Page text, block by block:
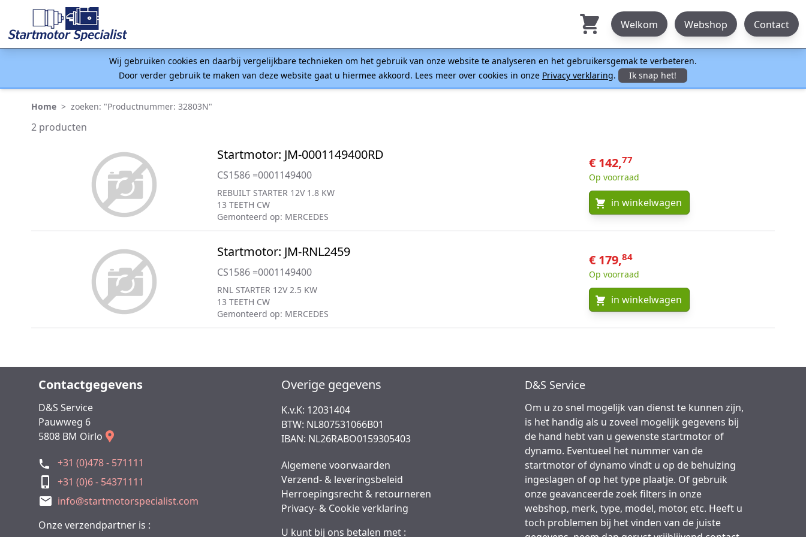
Welkom Webshop Contact
Wij gebruiken cookies en daarbij vergelijkbare technieken om het gebruik van onze website te analyseren en het gebruikersgemak te verbeteren.
Door verder gebruik te maken van deze website gaat u hiermee akkoord. Lees meer over cookies in onze Privacy verklaring. Ik snap het!
Home > zoeken: "Productnummer: 32803N"
2 producten
Startmotor: JM-0001149400RD
CS1586 =0001149400
REBUILT STARTER 12V 1.8 KW
13 TEETH CW
Gemonteerd op: MERCEDES
€ 142,77
Op voorraad
in winkelwagen
Startmotor: JM-RNL2459
CS1586 =0001149400
RNL STARTER 12V 2.5 KW
13 TEETH CW
Gemonteerd op: MERCEDES
€ 179,84
Op voorraad
in winkelwagen
Contactgegevens
D&S Service
Pauwweg 6
5808 BM Oirlo
+31 (0)478 - 571111
+31 (0)6 - 54371111
info@startmotorspecialist.com
Onze verzendpartner is :
Overige gegevens
K.v.K: 12031404
BTW: NL807531066B01
IBAN: NL26RABO0159305403
Algemene voorwaarden
Verzend- & leveringsbeleid
Herroepingsrecht & retourneren
Privacy- & Cookie verklaring
U kunt bij ons betalen met :
D&S Service
Om u zo snel mogelijk van dienst te kunnen zijn,
is het handig als u zoveel mogelijk gegevens bij
de hand hebt van u gewenste startmotor of
dynamo. Eventueel het nummer van de
startmotor of dynamo vindt u op de behuizing
ingeslagen of op het type plaatje. Of gebruik
onze geavanceerde zoek filters in onze
webshop, merk, type, model, motor, etc. Heeft u
toch problemen bij het vinden van de juiste